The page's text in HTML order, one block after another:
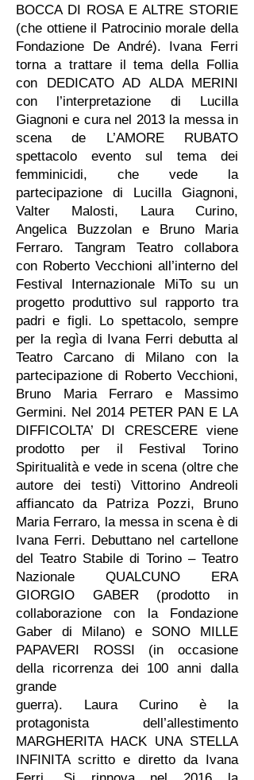
BOCCA DI ROSA E ALTRE STORIE
(che ottiene il Patrocinio morale della
Fondazione De André). Ivana Ferri
torna a trattare il tema della Follia
con DEDICATO AD ALDA MERINI
con l’interpretazione di Lucilla
Giagnoni e cura nel 2013 la messa in
scena de L’AMORE RUBATO
spettacolo evento sul tema dei
femminicidi, che vede la
partecipazione di Lucilla Giagnoni,
Valter Malosti, Laura Curino,
Angelica Buzzolan e Bruno Maria
Ferraro. Tangram Teatro collabora
con Roberto Vecchioni all’interno del
Festival Internazionale MiTo su un
progetto produttivo sul rapporto tra
padri e figli. Lo spettacolo, sempre
per la regìa di Ivana Ferri debutta al
Teatro Carcano di Milano con la
partecipazione di Roberto Vecchioni,
Bruno Maria Ferraro e Massimo
Germini. Nel 2014 PETER PAN E LA
DIFFICOLTA’ DI CRESCERE viene
prodotto per il Festival Torino
Spiritualità e vede in scena (oltre che
autore dei testi) Vittorino Andreoli
affiancato da Patriza Pozzi, Bruno
Maria Ferraro, la messa in scena è di
Ivana Ferri. Debuttano nel cartellone
del Teatro Stabile di Torino – Teatro
Nazionale QUALCUNO ERA
GIORGIO GABER (prodotto in
collaborazione con la Fondazione
Gaber di Milano) e SONO MILLE
PAPAVERI ROSSI (in occasione
della ricorrenza dei 100 anni dalla
grande
guerra). Laura Curino è la
protagonista dell’allestimento
MARGHERITA HACK UNA STELLA
INFINITA scritto e diretto da Ivana